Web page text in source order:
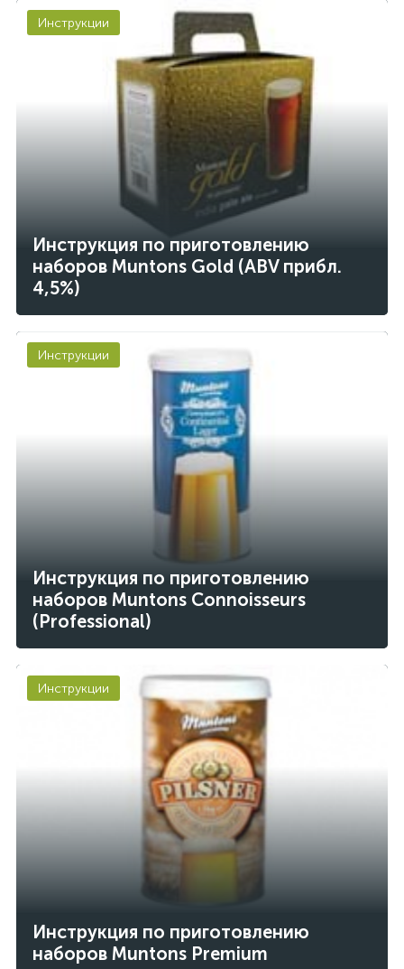
Инструкция по приготовлению
наборов Muntons Gold (ABV прибл.
4,5%)
Инструкции
Инструкция по приготовлению
наборов Muntons Connoisseurs
(Professional)
Инструкции
Инструкция по приготовлению
наборов Muntons Premium
Инструкции